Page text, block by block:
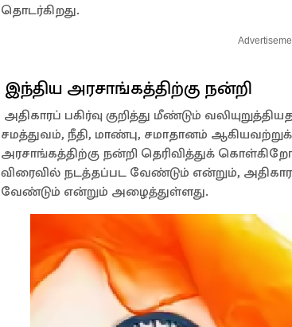
தொடர்கிறது.
இந்திய அரசாங்கத்திற்கு நன்றி
அதிகாரப் பகிர்வு குறித்து மீண்டும்
சமத்துவம், நீதி, மாண்பு, சமாதானம்
அரசாங்கத்திற்கு நன்றி தெரிவித்துக்
விரைவில் நடத்தப்பட வேண்டும் என்றும்,
வேண்டும் என்றும் அழைத்துள்ளது.